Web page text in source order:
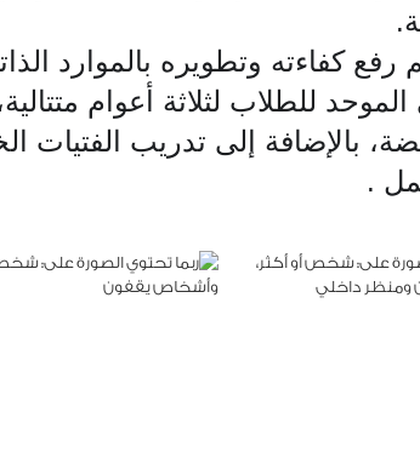
للطلاب لثلاثة أعوام
بالإضافة إلى تدريب الفتيات
.